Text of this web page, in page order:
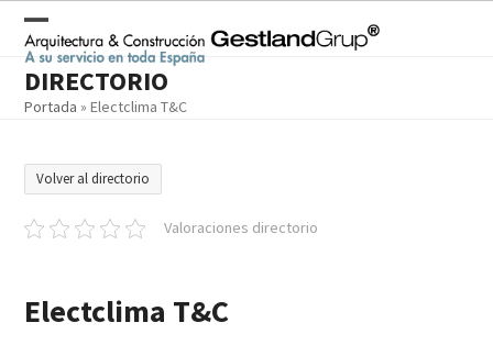
contentOpen
mobile
menu
Close
mobile
menu
DIRECTORIO
Portada »Electclima T&C
Volver al directorio
Valoraciones directorio
Electclima T&C